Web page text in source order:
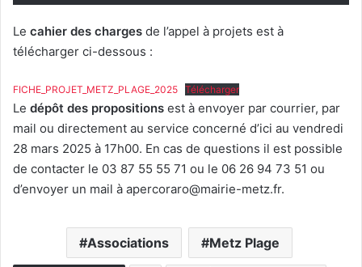
Le cahier des charges de l’appel à projets est à
télécharger ci-dessous :
FICHE_PROJET_METZ_PLAGE_2025 Télécharger
Le dépôt des propositions est à envoyer par courrier, par
mail ou directement au service concerné d’ici au vendredi
28 mars 2025 à 17h00. En cas de questions il est possible
de contacter le 03 87 55 55 71 ou le 06 26 94 73 51 ou
d’envoyer un mail à apercoraro@mairie-metz.fr.
Associations Metz Plage